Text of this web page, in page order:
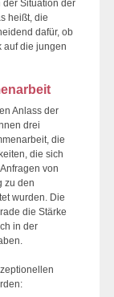
der Situation der
heißt, die
dafür, ob
auf die jungen
Anlass der
drei
die
die sich
von
zu den
wurden. Die
die Stärke
in der